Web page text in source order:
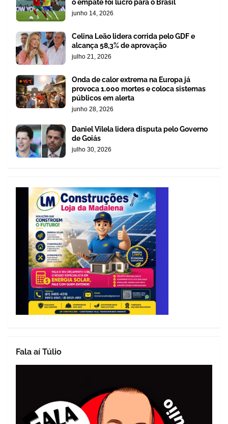
o empate foi lucro para o Brasil
junho 14, 2026
Celina Leão lidera corrida pelo GDF e
alcança 58,3% de aprovação
julho 21, 2026
Onda de calor extrema na Europa já
provoca 1.000 mortes e coloca sistemas
públicos em alerta
junho 28, 2026
Daniel Vilela lidera disputa pelo Governo
de Goiás
julho 30, 2026
Fala aí Túlio